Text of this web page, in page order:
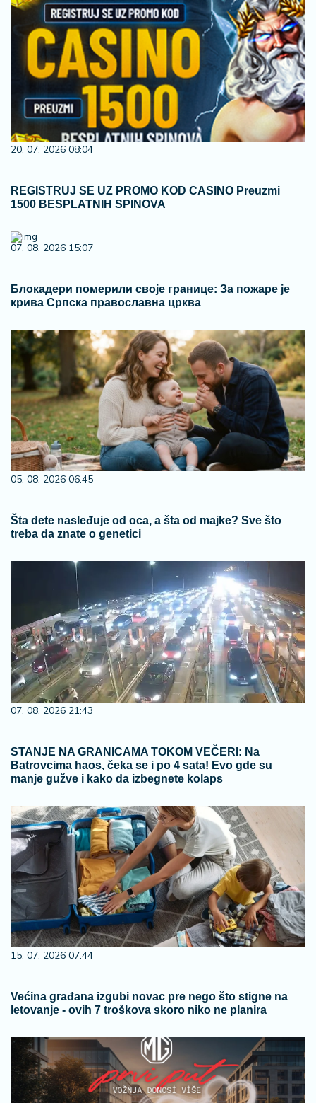
20. 07. 2026 08:04
REGISTRUJ SE UZ PROMO KOD CASINO Preuzmi
1500 BESPLATNIH SPINOVA
07. 08. 2026 15:07
Блокадери померили своје границе: За пожаре је
крива Српска православна црква
05. 08. 2026 06:45
Šta dete nasleđuje od oca, a šta od majke? Sve što
treba da znate o genetici
07. 08. 2026 21:43
STANJE NA GRANICAMA TOKOM VEČERI: Na
Batrovcima haos, čeka se i po 4 sata! Evo gde su
manje gužve i kako da izbegnete kolaps
15. 07. 2026 07:44
Većina građana izgubi novac pre nego što stigne na
letovanje - ovih 7 troškova skoro niko ne planira